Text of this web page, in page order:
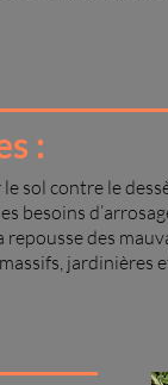
:
sol contre le
besoins
repousse des
jardinières